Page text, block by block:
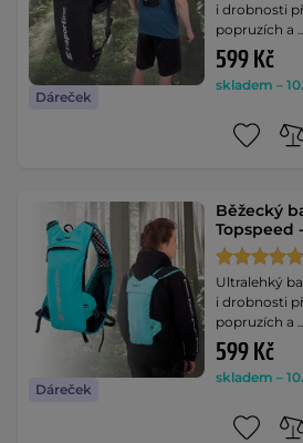
Dáreček
i drobnosti
popruzích a
599 Kč
skladem –
Dáreček
Běžecký
Topspeed
Ultralehký
i drobnosti
popruzích a
599 Kč
skladem –